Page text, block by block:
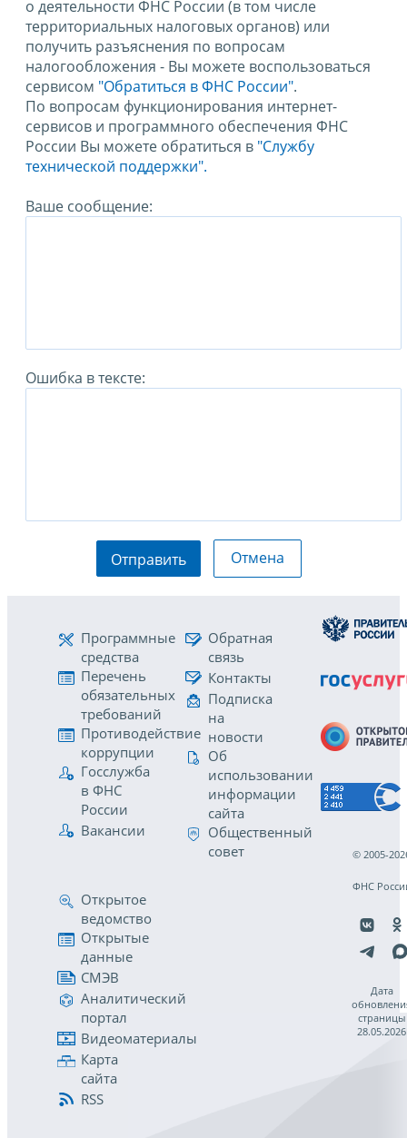
о деятельности ФНС России (в том числе
территориальных налоговых органов) или
получить разъяснения по вопросам
налогообложения - Вы можете воспользоваться
сервисом "Обратиться в ФНС России".
По вопросам функционирования интернет-
сервисов и программного обеспечения ФНС
России Вы можете обратиться в "Службу
технической поддержки".
Ваше сообщение:
Ошибка в тексте:
Отправить Отмена
Программные
средства
Перечень
обязательных
требований
Противодействие
коррупции
Госслужба
в ФНС
России
Вакансии
Обратная
связь
Контакты
Подписка
на
новости
Об
использовании
информации
сайта
Общественный
совет
Открытое
ведомство
Открытые
данные
СМЭВ
Аналитический
портал
Видеоматериалы
Карта
сайта
RSS
© 2005-
ФНС
Дата
страницы
28.05.2026